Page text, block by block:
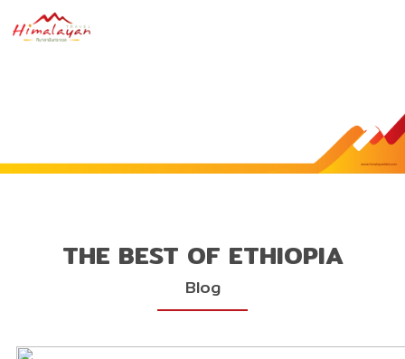
THE BEST OF ETHIOPIA
Blog